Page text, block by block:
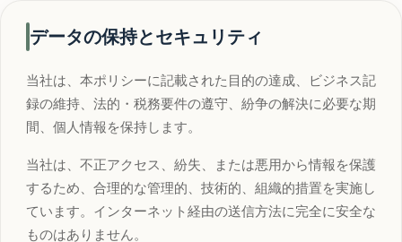
データの保持とセキュリティ
当社は、本ポリシーに記載された目的の達成、ビジネス記
録の維持、法的・税務要件の遵守、紛争の解決に必要な期
間、個人情報を保持します。
当社は、不正アクセス、紛失、または悪用から情報を保護
するため、合理的な管理的、技術的、組織的措置を実施し
ています。インターネット経由の送信方法に完全に安全な
ものはありません。